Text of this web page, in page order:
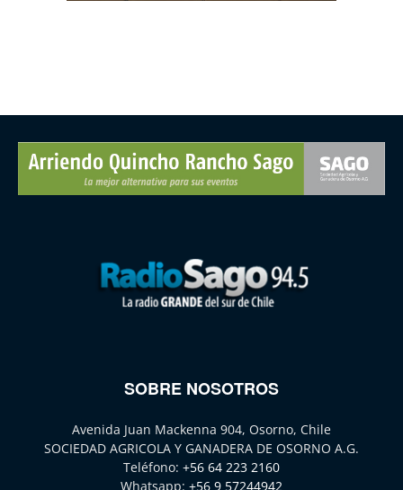
SOBRE NOSOTROS
Avenida Juan Mackenna 904, Osorno, Chile
SOCIEDAD AGRICOLA Y GANADERA DE OSORNO A.G.
Teléfono: +56 64 223 2160
Whatsapp: +56 9 57244942